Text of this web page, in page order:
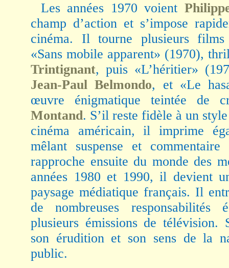
Les années 1970 voient
champ d’action et s’impose
cinéma. Il tourne plusieurs films
«Sans mobile apparent» (1970),
Trintignant, puis «L’héritier»
Jean-Paul Belmondo, et «Le
œuvre énigmatique teintée de
Montand. S’il reste fidèle à un
cinéma américain, il imprime
mêlant suspense et
rapproche ensuite du monde des
années 1980 et 1990, il devient
paysage médiatique français. Il
de nombreuses
plusieurs émissions de télévision.
son érudition et son sens de la
public.